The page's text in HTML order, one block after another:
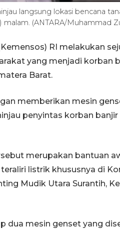
langsung lokasi bencana
(ANTARA/Muhammad
RI melakukan
yang menjadi korban
Barat.
memberikan mesin
penyintas korban
merupakan bantuan
listrik khususnya di
Mudik Utara Surantih,
dua mesin genset yang